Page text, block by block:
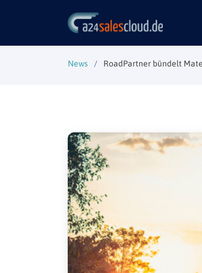
News RoadPartner bündelt